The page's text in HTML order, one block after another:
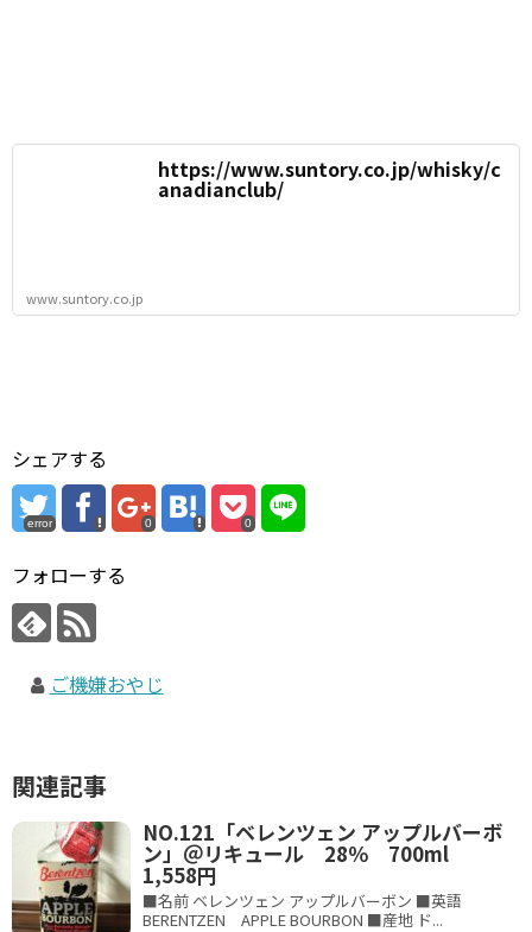
https://www.suntory.co.jp/whisky/c
anadianclub/
www.suntory.co.jp
シェアする
error 0 0
フォローする
ご機嫌おやじ
関連記事
NO.121「ベレンツェン アップルバーボ
ン」＠リキュール 28％ 700ml
1,558円
■名前 ベレンツェン アップルバーボン ■英語
BERENTZEN APPLE BOURBON ■産地 ド...